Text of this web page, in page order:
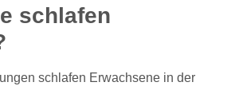
schlafen
schlafen Erwachsene in der